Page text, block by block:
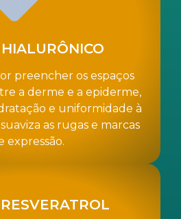
preencher os espaços
a derme e a epiderme,
e uniformidade à
as rugas e marcas
expressão.